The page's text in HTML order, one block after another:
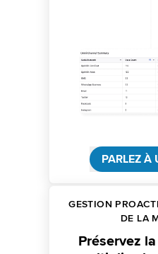
PARLEZ À
GESTION
DE LA
Préservez